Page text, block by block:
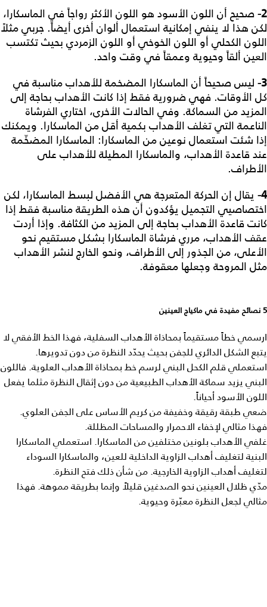
2- صحيح أن اللون الأسود هو اللون الأكثر رواجاً في الماسكارا،
لكن هذا لا ينفي إمكانية استعمال ألوان أخرى أيضاً. جربي مثلاً
اللون الكحلي أو اللون الخوخي أو اللون الزمردي بحيث تكتسب
العين ألقاً وحيوية وعمقاً في وقت واحد.
3- ليس صحيحاً أن الماسكارا المضخمة للأهداب مناسبة في
كل الأوقات. فهي ضرورية فقط إذا كانت الأهداب بحاجة إلى
المزيد من السماكة. وفي الحالات الأخرى، اختاري الفرشاة
الناعمة التي تغلف الأهداب بكمية أقل من الماسكارا. ويمكنك
إذا شئت استعمال نوعين من الماسكارا: الماسكارا المضخّمة
عند قاعدة الأهداب، والماسكارا المطيلة للأهداب على
الأطراف.
4- يقال إن الحركة المتعرجة هي الأفضل لبسط الماسكارا، لكن
اختصاصيي التجميل يؤكدون أن هذه الطريقة مناسبة فقط إذا
كانت قاعدة الأهداب بحاجة إلى المزيد من الكثافة. وإذا أردت
عقف الأهداب، مرري فرشاة الماسكارا بشكل مستقيم نحو
الأعلى، من الجذور إلى الأطراف، ونحو الخارج لنشر الأهداب
مثل المروحة وجعلها معقوفة.
5 نصائح مفيدة في ماكياج العينين
ارسمي خطاً مستقيماً بمحاذاة الأهداب السفلية، فهذا الخط الأفقي لا
يتبع الشكل الدائري للجفن بحيث يحدّد النظرة من دون تدويرها.
استعملي قلم الكحل البني لرسم خط بمحاذاة الأهداب العلوية. فاللون
البني يزيد سماكة الأهداب الطبيعية من دون إثقال النظرة مثلما يفعل
اللون الأسود أحياناً.
ضعي طبقة رقيقة وخفيفة من كريم الأساس على الجفن العلوي.
فهذا مثالي لإخفاء الاحمرار والمساحات المظللة.
غلفي الأهداب بلونين مختلفين من الماسكارا. استعملي الماسكارا
البنية لتغليف أهداب الزاوية الداخلية للعين، والماسكارا السوداء
لتغليف أهداب الزاوية الخارجية. من شأن ذلك فتح النظرة.
مدّي ظلال العينين نحو الصدغين قليلاً وإنما بطريقة مموهة. فهذا
مثالي لجعل النظرة معبّرة وحيوية.